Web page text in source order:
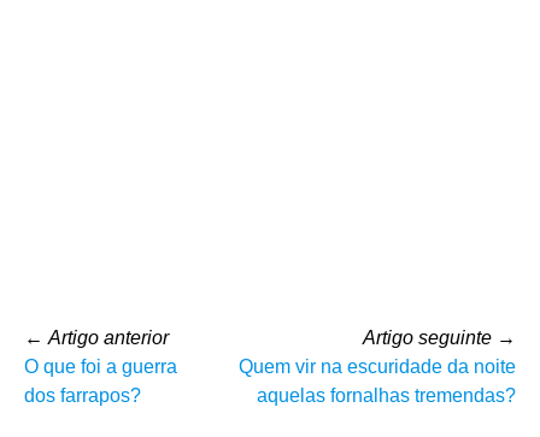
← Artigo anterior
O que foi a guerra
dos farrapos?
Artigo seguinte →
Quem vir na escuridade da noite
aquelas fornalhas tremendas?